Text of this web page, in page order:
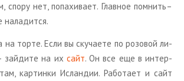
спору нет, по­па­хи­ва­ет. Глав­ное пом­нить–
на торте. Если вы ску­ча­е­те по ро­зо­вой ли­
зай­ди­те на их сайт. Он все еще в ин­тер­
кар­тин­ки Ис­лан­дии. Ра­бо­та­ет и сайт